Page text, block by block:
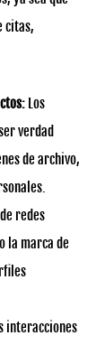
citas,
Los
verdad
de archivo,
redes
la marca de
interacciones